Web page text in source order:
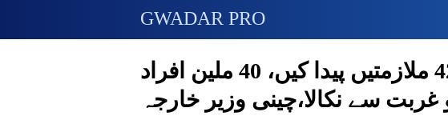
GWADAR PRO
بی آر آئی نے 420,000 ملازمتیں پیدا کیں، 40 ملین افراد
غربت سے نکالا،چینی وزیر خارجہ